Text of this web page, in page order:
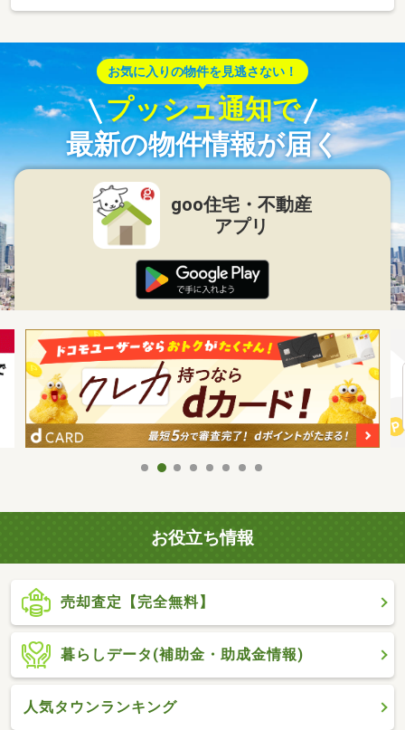
お気に入りの物件を見逃さない！
プッシュ通知で
最新の物件情報が届く
goo住宅・不動産
アプリ
お役立ち情報
売却査定【完全無料】
暮らしデータ(補助金・助成金情報)
人気タウンランキング